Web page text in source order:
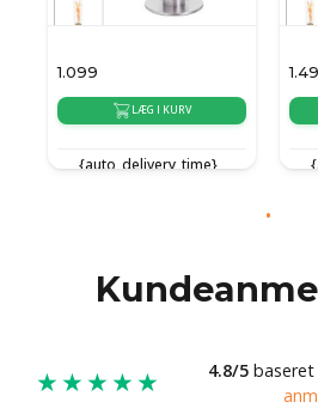
1.099
LÆG I KURV
{auto_delivery_time}
★★★★★ 4.8/5 baseret